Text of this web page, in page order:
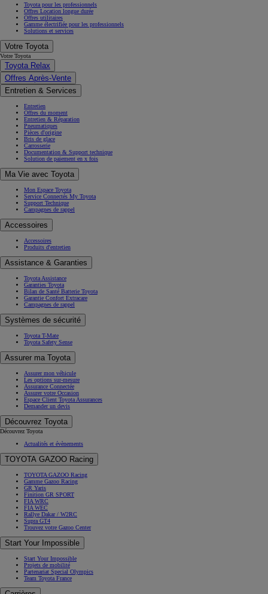
Toyota pour les professionnels
Offres Location longue durée
Offres utilitaires
Gamme électrifiée pour les professionnels
Solutions et services
Votre Toyota
Votre Toyota
Toyota Relax
Offres Après-Vente
Entretien & Services
Entretien
Offres du moment
Entretien & Réparation
Pneumatiques
Pièces d'origine
Bris de glace
Carrosserie
Documentation & Support technique
Solution de paiement en x fois
Ma Vie avec Toyota
Mon Espace Toyota
Service Connectés My Toyota
Support Technique
Campagnes de rappel
Accessoires
Accessoires
Produits d'entretien
Assistance & Garanties
Toyota Assistance
Garanties Toyota
Bilan de Santé Batterie Toyota
Garantie Confort Extracare
Campagnes de rappel
Systèmes de sécurité
Toyota T-Mate
Toyota Safety Sense
Assurer ma Toyota
Assurer mon véhicule
Les options sur-mesure
Assurance Connectée
Assurer votre Occasion
Espace Client Toyota Assurances
Demander un devis
Découvrez Toyota
Découvrez Toyota
Actualités et évènements
TOYOTA GAZOO Racing
TOYOTA GAZOO Racing
Gamme Gazoo Racing
GR Yaris
Finition GR SPORT
FIA WRC
FIA WEC
Rallye Dakar / W2RC
Supra GT4
Trouvez votre Gazoo Center
Start Your Impossible
Start Your Impossible
Projets de mobilité
Partenariat Special Olympics
Team Toyota France